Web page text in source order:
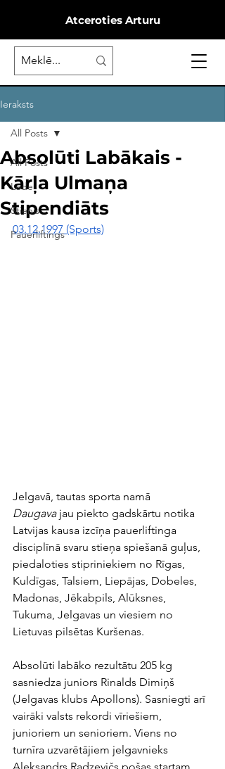
Atceroties Arturu
Ieraksts
All Posts
Lode
Stienis
Pauerliftings
All Posts
Absolūti Labākais -
Kārļa Ulmaņa
Stipendiāts
03.12.1997 (Sports)
Jelgavā, tautas sporta namā
Daugava jau piekto gadskārtu notika
Latvijas kausa izcīņa pauerliftinga
disciplīnā svaru stieņa spiešanā guļus,
piedaloties stipriniekiem no Rīgas,
Kuldīgas, Talsiem, Liepājas, Dobeles,
Madonas, Jēkabpils, Alūksnes,
Tukuma, Jelgavas un viesiem no
Lietuvas pilsētas Kuršenas.
Absolūti labāko rezultātu 205 kg
sasniedza juniors Rinalds Dimiņš
(Jelgavas klubs Apollons). Sasniegti arī
vairāki valsts rekordi vīriešiem,
junioriem un senioriem. Viens no
turnīra uzvarētājiem jelgavnieks